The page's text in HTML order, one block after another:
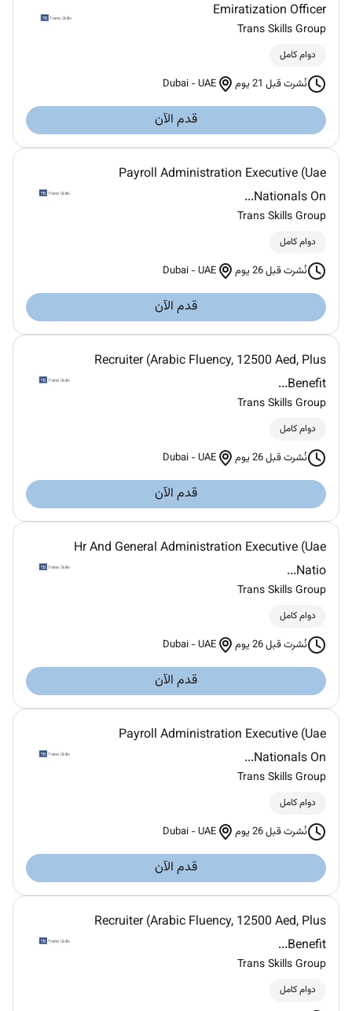
Emiratization Officer
Trans Skills Group
دوام كامل
نُشرت قبل 21 يوم Dubai -UAE
قدم الآن
Payroll Administration Executive (Uae
Nationals On...
Trans Skills Group
دوام كامل
نُشرت قبل 26 يوم Dubai -UAE
قدم الآن
Recruiter (Arabic Fluency, 12500 Aed, Plus
Benefit...
Trans Skills Group
دوام كامل
نُشرت قبل 26 يوم Dubai -UAE
قدم الآن
Hr And General Administration Executive (Uae
Natio...
Trans Skills Group
دوام كامل
نُشرت قبل 26 يوم Dubai -UAE
قدم الآن
Payroll Administration Executive (Uae
Nationals On...
Trans Skills Group
دوام كامل
نُشرت قبل 26 يوم Dubai -UAE
قدم الآن
Recruiter (Arabic Fluency, 12500 Aed, Plus
Benefit...
Trans Skills Group
دوام كامل